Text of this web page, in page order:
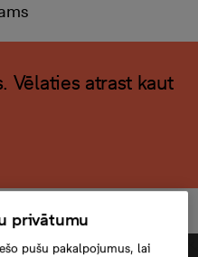
Vēlaties atrast kaut
privātumu
pušu pakalpojumus, lai